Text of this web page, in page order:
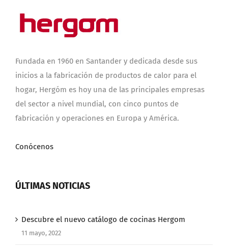
Fundada en 1960 en Santander y dedicada desde sus
inicios a la fabricación de productos de calor para el
hogar, Hergóm es hoy una de las principales empresas
del sector a nivel mundial, con cinco puntos de
fabricación y operaciones en Europa y América.
Conócenos
ÚLTIMAS NOTICIAS
Descubre el nuevo catálogo de cocinas Hergom
11 mayo, 2022